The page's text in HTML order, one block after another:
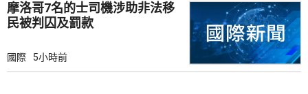
摩洛哥7名的士司機涉助非法移
民被判囚及罰款
國際 5小時前